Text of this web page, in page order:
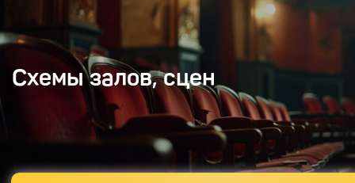
Схемы залов, сцен